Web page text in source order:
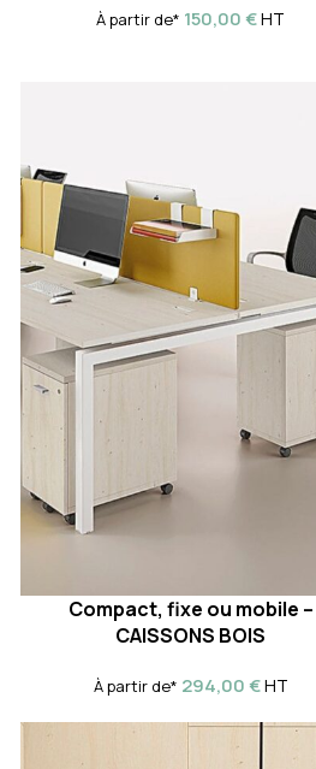
À partir de* 150,00€HT
Compact, fixe ou mobile –
CAISSONS BOIS
À partir de* 294,00€HT